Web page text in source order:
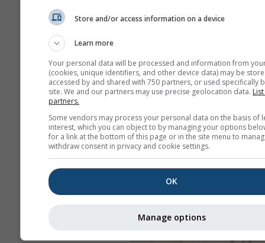
Store and/or access information on a device
Learn more
Your personal data will be processed and information from
(cookies, unique identifiers, and other device data) may be
accessed by and shared with 750 partners, or used specifically
site. We and our partners may use precise geolocation data.
partners.
Some vendors may process your personal data on the basis of
interest, which you can object to by managing your options
for a link at the bottom of this page or in the site menu to
withdraw consent in privacy and cookie settings.
OK
Manage options